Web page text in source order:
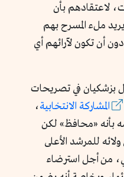
لاعتقادهم بأن
ملء المسرح بهم
أن تكون لآرائهم أي
بزشكيان في تصريحات
المشاركة الانتخابية،
بأنه «محافظ» لكن
للمرشد الأعلى
من أجل استرضاء